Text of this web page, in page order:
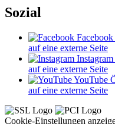
Sozial
Facebook
auf eine externe Seite
Instagram
auf eine externe Seite
YouTube
auf eine externe Seite
Cookie-Einstellungen